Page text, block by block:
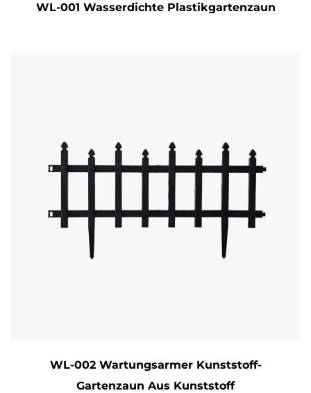
WL-001 Wasserdichte Plastikgartenzaun
WL-002 Wartungsarmer Kunststoff-
Gartenzaun Aus Kunststoff